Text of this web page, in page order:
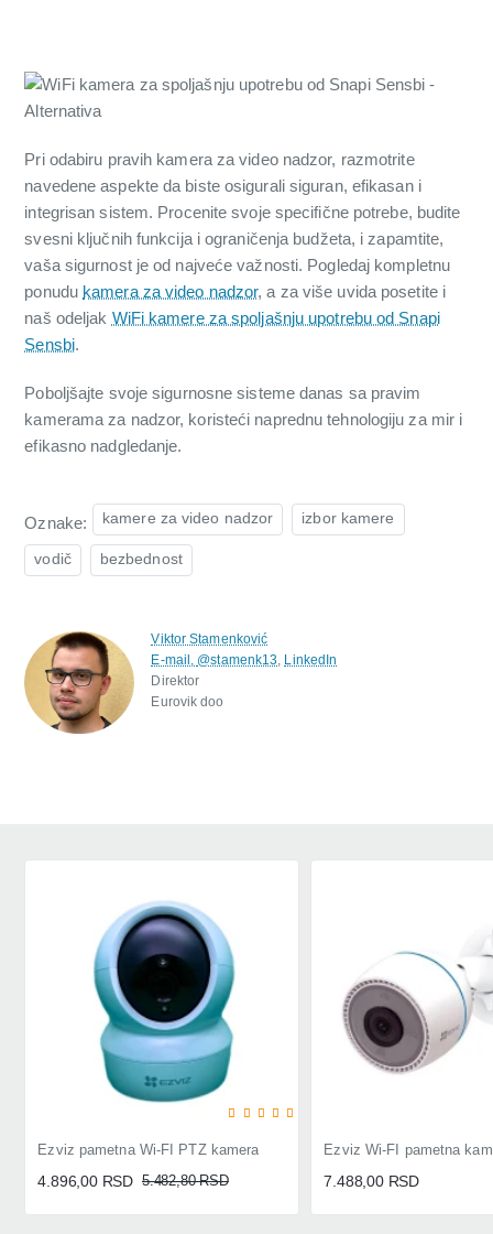
Pri odabiru pravih kamera za video nadzor, razmotrite
navedene aspekte da biste osigurali siguran, efikasan i
integrisan sistem. Procenite svoje specifične potrebe, budite
svesni ključnih funkcija i ograničenja budžeta, i zapamtite,
vaša sigurnost je od najveće važnosti. Pogledaj kompletnu
ponudu kamera za video nadzor, a za više uvida posetite i
naš odeljak WiFi kamere za spoljašnju upotrebu od Snapi
Sensbi.
Poboljšajte svoje sigurnosne sisteme danas sa pravim
kamerama za nadzor, koristeći naprednu tehnologiju za mir i
efikasno nadgledanje.
Oznake: kamere za video nadzor izbor kamere
vodič bezbednost
Viktor Stamenković
E-mail, @stamenk13 LinkedIn
Direktor
Eurovik doo
-11%
Ezviz pametna Wi-FI PTZ kamera
4.896,00 RSD 5.482,80 RSD 7.488,00 RSD